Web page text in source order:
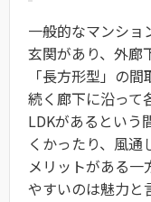
一般的なマンショ
玄関があり、外廊
「長方形型」の
続く廊下に沿って
LDKがあるという
くかったり、風
メリットがある一
やすいのは魅力と